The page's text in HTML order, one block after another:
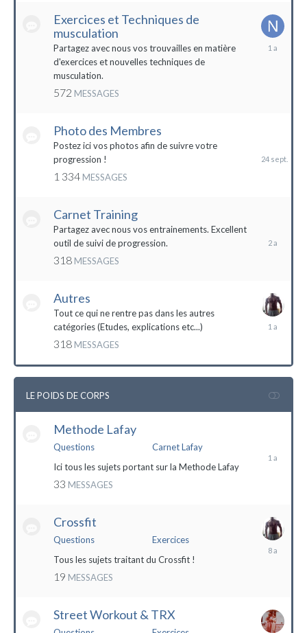
Exercices et Techniques de
musculation
Partagez avec nous vos trouvailles en matière
d'exercices et nouvelles techniques de
musculation.
572 MESSAGES
25
Photo des Membres
Postez ici vos photos afin de suivre votre
progression !
1 334 MESSAGES
2023
Carnet Training
Partagez avec nous vos entrainements. Excellent
outil de suivi de progression.
318 MESSAGES
2022
Autres
Tout ce qui ne rentre pas dans les autres
catégories (Etudes, explications etc...)
318 MESSAGES
10
LE POIDS DE CORPS
Methode Lafay
Questions
Carnet Lafay
Ici tous les sujets portant sur la Methode Lafay
33 MESSAGES
2023
Crossfit
Questions
Exercices
Tous les sujets traitant du Crossfit !
19 MESSAGES
27
Street Workout & TRX